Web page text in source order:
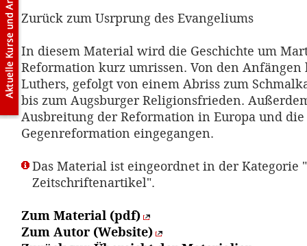
Zurück zum Usrprung des Evangeliums
In diesem Material wird die Geschichte um
Reformation kurz umrissen. Von den Anfängen
Luthers, gefolgt von einem Abriss zum
bis zum Augsburger Religionsfrieden.
Ausbreitung der Reformation in Europa und die
Gegenreformation eingegangen.
Das Material ist eingeordnet in der Kategorie
Zeitschriftenartikel".
Zum Material (pdf)
Zum Autor (Website)